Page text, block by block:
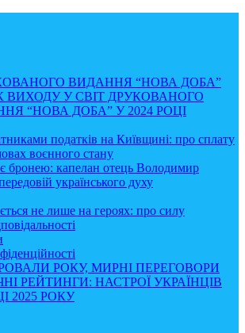
ВИДАННЯ “НОВА ДОБА”
ВИХОДУ У СВІТ ДРУКОВАНОГО
“НОВА ДОБА” У 2024 РОЦІ
податків на Київщині: про сплату
воєнного стану
бронею: капелан отець Володимир
українського духу
не лише на героях: про силу
РОКУ, МИРНІ ПЕРЕГОВОРИ
РЕЙТИНГИ: НАСТРОЇ УКРАЇНЦІВ
2025 РОКУ